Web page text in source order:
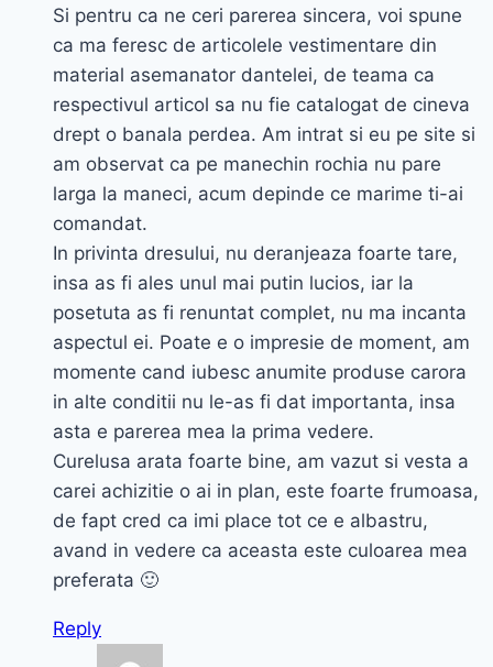
Si pentru ca ne ceri parerea sincera, voi spune
ca ma feresc de articolele vestimentare din
material asemanator dantelei, de teama ca
respectivul articol sa nu fie catalogat de cineva
drept o banala perdea. Am intrat si eu pe site si
am observat ca pe manechin rochia nu pare
larga la maneci, acum depinde ce marime ti-ai
comandat.
In privinta dresului, nu deranjeaza foarte tare,
insa as fi ales unul mai putin lucios, iar la
posetuta as fi renuntat complet, nu ma incanta
aspectul ei. Poate e o impresie de moment, am
momente cand iubesc anumite produse carora
in alte conditii nu le-as fi dat importanta, insa
asta e parerea mea la prima vedere.
Curelusa arata foarte bine, am vazut si vesta a
carei achizitie o ai in plan, este foarte frumoasa,
de fapt cred ca imi place tot ce e albastru,
avand in vedere ca aceasta este culoarea mea
preferata 🙂
Reply